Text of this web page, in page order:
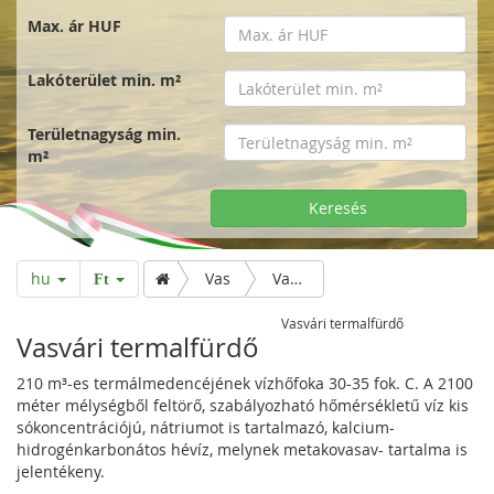
Max. ár HUF
Lakóterület min. m²
Területnagyság min.
m²
Keresés
hu Ft Vas Vasvári termalfürdő
Vasvári termalfürdő
Vasvári termalfürdő
210 m³-es termálmedencéjének vízhőfoka 30-35 fok. C. A 2100
méter mélységből feltörő, szabályozható hőmérsékletű víz kis
sókoncentrációjú, nátriumot is tartalmazó, kalcium-
hidrogénkarbonátos hévíz, melynek metakovasav- tartalma is
jelentékeny.